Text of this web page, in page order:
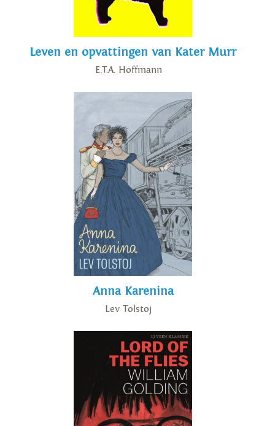
Leven en opvattingen van Kater Murr
E.T.A. Hoffmann
Anna Karenina
Lev Tolstoj